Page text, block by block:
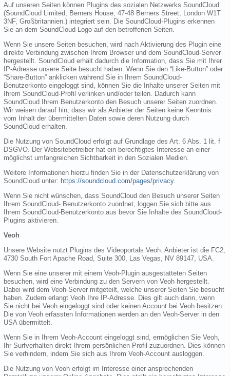
Auf unseren Seiten können Plugins des sozialen Netzwerks SoundCloud
(SoundCloud Limited, Berners House, 47-48 Berners Street, London W1T
3NF, Großbritannien.) integriert sein. Die SoundCloud-Plugins erkennen
Sie an dem SoundCloud-Logo auf den betroffenen Seiten.
Wenn Sie unsere Seiten besuchen, wird nach Aktivierung des Plugin eine
direkte Verbindung zwischen Ihrem Browser und dem SoundCloud-Server
hergestellt. SoundCloud erhält dadurch die Information, dass Sie mit Ihrer
IP-Adresse unsere Seite besucht haben. Wenn Sie den “Like-Button” oder
“Share-Button” anklicken während Sie in Ihrem SoundCloud-
Benutzerkonto eingeloggt sind, können Sie die Inhalte unserer Seiten mit
Ihrem SoundCloud-Profil verlinken und/oder teilen. Dadurch kann
SoundCloud Ihrem Benutzerkonto den Besuch unserer Seiten zuordnen.
Wir weisen darauf hin, dass wir als Anbieter der Seiten keine Kenntnis
vom Inhalt der übermittelten Daten sowie deren Nutzung durch
SoundCloud erhalten.
Die Nutzung von SoundCloud erfolgt auf Grundlage des Art. 6 Abs. 1 lit. f
DSGVO. Der Websitebetreiber hat ein berechtigtes Interesse an einer
möglichst umfangreichen Sichtbarkeit in den Sozialen Medien.
Weitere Informationen hierzu finden Sie in der Datenschutzerklärung von
SoundCloud unter: https://soundcloud.com/pages/privacy.
Wenn Sie nicht wünschen, dass SoundCloud den Besuch unserer Seiten
Ihrem SoundCloud- Benutzerkonto zuordnet, loggen Sie sich bitte aus
Ihrem SoundCloud-Benutzerkonto aus bevor Sie Inhalte des SoundCloud-
Plugins aktivieren.
Veoh
Unsere Website nutzt Plugins des Videoportals Veoh. Anbieter ist die FC2,
4730 South Fort Apache Road, Suite 300, Las Vegas, NV 89147, USA.
Wenn Sie eine unserer mit einem Veoh-Plugin ausgestatteten Seiten
besuchen, wird eine Verbindung zu den Servern von Veoh hergestellt.
Dabei wird dem Veoh-Server mitgeteilt, welche unserer Seiten Sie besucht
haben. Zudem erlangt Veoh Ihre IP-Adresse. Dies gilt auch dann, wenn
Sie nicht bei Veoh eingeloggt sind oder keinen Account bei Veoh besitzen.
Die von Veoh erfassten Informationen werden an den Veoh-Server in den
USA übermittelt.
Wenn Sie in Ihrem Veoh-Account eingeloggt sind, ermöglichen Sie Veoh,
Ihr Surfverhalten direkt Ihrem persönlichen Profil zuzuordnen. Dies können
Sie verhindern, indem Sie sich aus Ihrem Veoh-Account ausloggen.
Die Nutzung von Veoh erfolgt im Interesse einer ansprechenden